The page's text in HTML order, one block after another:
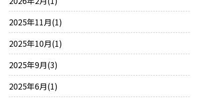
2025年11月(1)
2025年10月(1)
2025年9月(3)
2025年6月(1)